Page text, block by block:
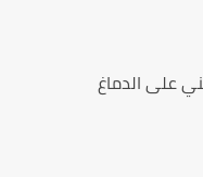
على الدماغ